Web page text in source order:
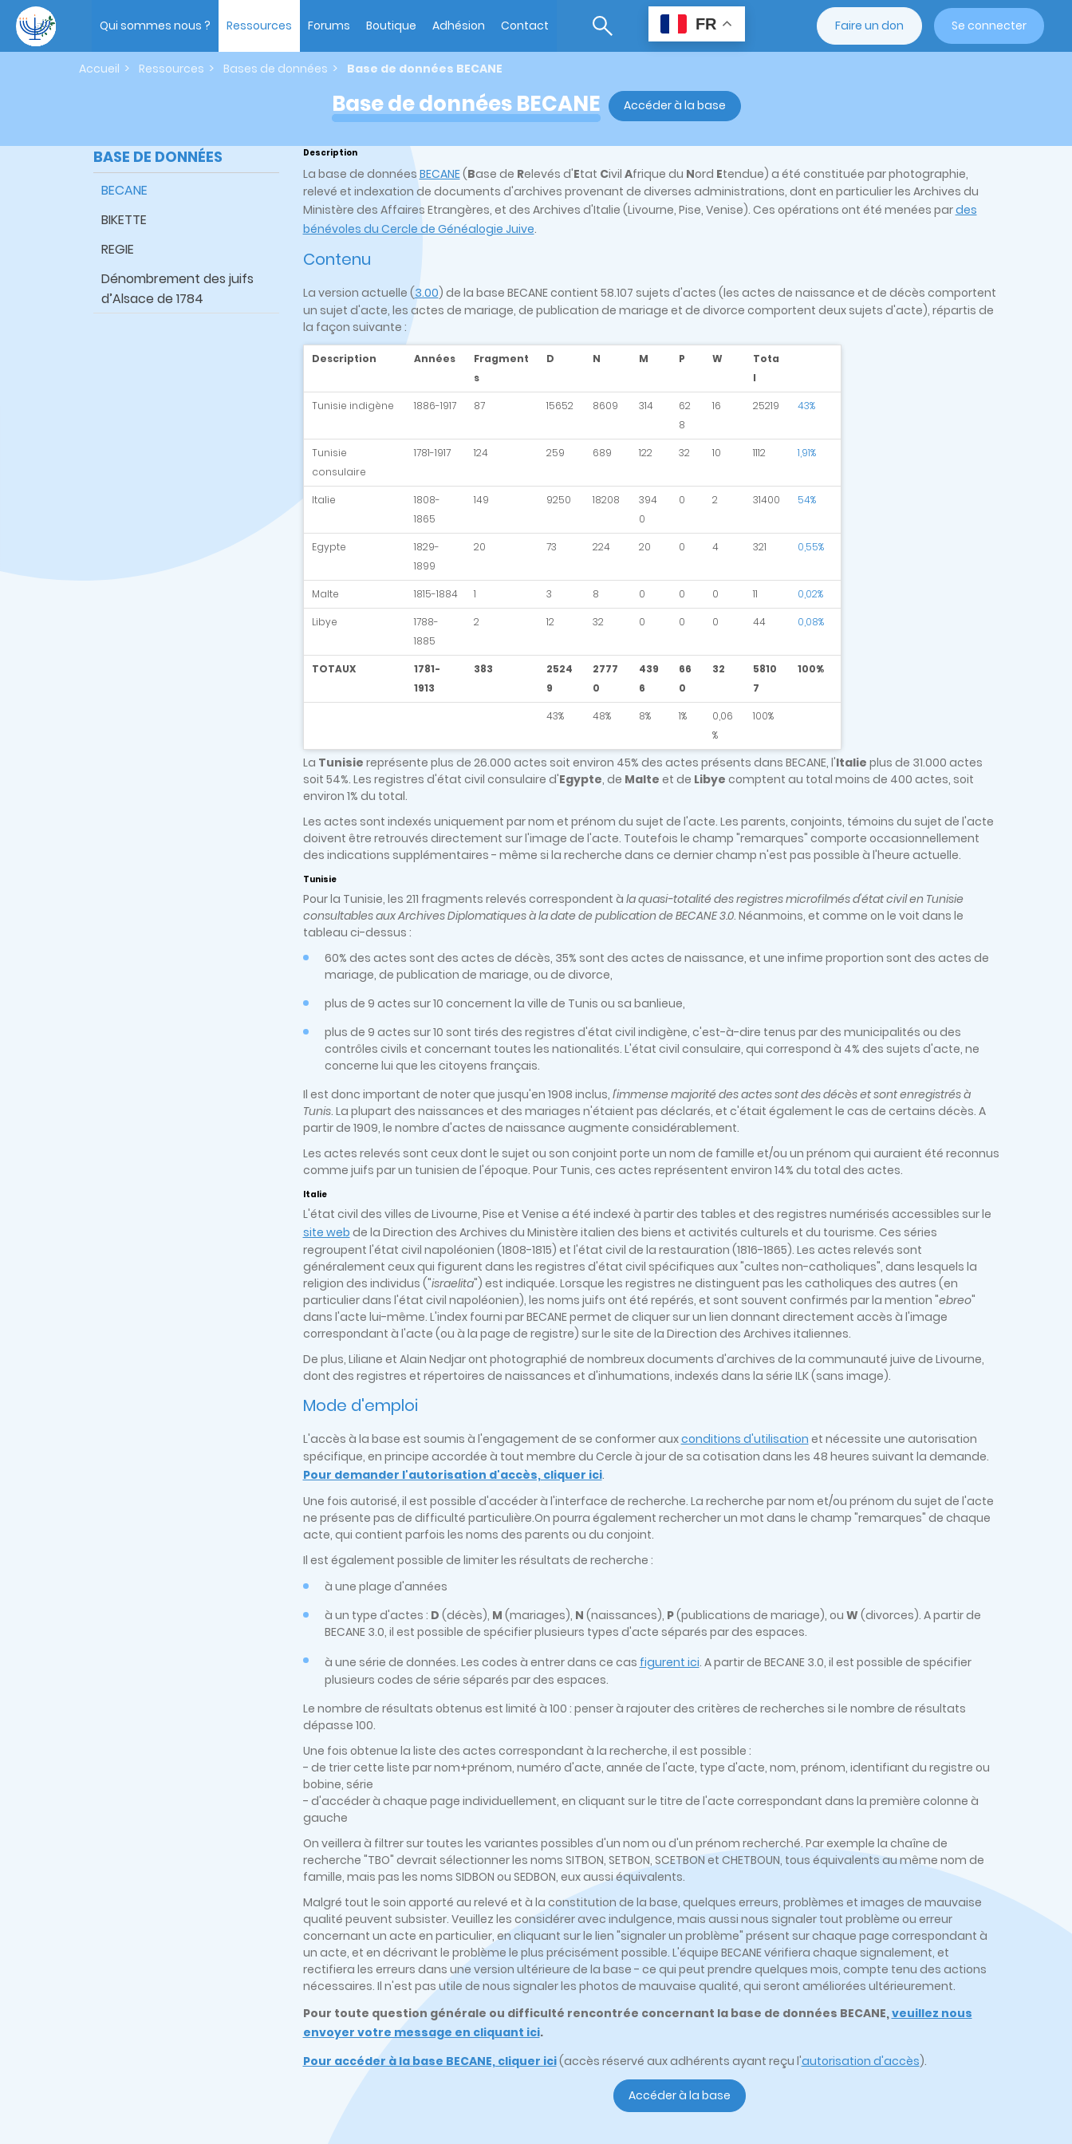
contenu
principal
navigation
Qui sommes nous ? Ressources Forums Boutique Adhésion Contact FR Faire un don Se connecter
Accueil Ressources Bases de données Base de données BECANE
Base de données BECANE Accéder à la base
BASE DE DONNÉES
BECANE
BIKETTE
REGIE
Dénombrement des juifs
d’Alsace de 1784
Description
La base de donnéesBECANE(Base de Relevés d'Etat Civil Afrique du Nord Etendue) a été constituée par photographie,
relevé et indexation de documents d'archives provenant de diverses administrations, dont en particulier les Archives du
Ministère des Affaires Etrangères, et des Archives d'Italie (Livourne, Pise, Venise). Ces opérations ont été menées pardes
bénévoles du Cercle de Généalogie Juive.
Contenu
La version actuelle (3.00) de la base BECANE contient 58.107 sujets d'actes (les actes de naissance et de décès comportent
un sujet d'acte, les actes de mariage, de publication de mariage et de divorce comportent deux sujets d'acte), répartis de
la façon suivante :
Description Années
Fragment
s
D N M P W
Tota
l
Tunisie indigène 1886-1917 87 15652 8609 314
62
8
16 25219 43%
Tunisie
consulaire
1781-1917 124 259 689 122 32 10 1112 1,91%
Italie
1808-
1865
149 9250 18208
394
0
0 2 31400 54%
Egypte
1829-
1899
20 73 224 20 0 4 321 0,55%
Malte 1815-1884 1 3 8 0 0 0 11 0,02%
Libye
1788-
1885
2 12 32 0 0 0 44 0,08%
TOTAUX
1781-
1913
383
2524
9
2777
0
439
6
66
0
32
5810
7
100%
43% 48% 8% 1%
0,06
%
100%
La Tunisie représente plus de 26.000 actes soit environ 45% des actes présents dans BECANE, l'Italie plus de 31.000 actes
soit 54%. Les registres d'état civil consulaire d'Egypte, de Malte et de Libye comptent au total moins de 400 actes, soit
environ 1% du total.
Les actes sont indexés uniquement par nom et prénom du sujet de l'acte. Les parents, conjoints, témoins du sujet de l'acte
doivent être retrouvés directement sur l'image de l'acte. Toutefois le champ "remarques" comporte occasionnellement
des indications supplémentaires - même si la recherche dans ce dernier champ n'est pas possible à l'heure actuelle.
Tunisie
Pour la Tunisie, les 211 fragments relevés correspondent à la quasi-totalité des registres microfilmés d'état civil en Tunisie
consultables aux Archives Diplomatiques à la date de publication de BECANE 3.0. Néanmoins, et comme on le voit dans le
tableau ci-dessus :
60% des actes sont des actes de décès, 35% sont des actes de naissance, et une infime proportion sont des actes de
mariage, de publication de mariage, ou de divorce,
plus de 9 actes sur 10 concernent la ville de Tunis ou sa banlieue,
plus de 9 actes sur 10 sont tirés des registres d'état civil indigène, c'est-à-dire tenus par des municipalités ou des
contrôles civils et concernant toutes les nationalités. L'état civil consulaire, qui correspond à 4% des sujets d'acte, ne
concerne lui que les citoyens français.
Il est donc important de noter que jusqu'en 1908 inclus, l'immense majorité des actes sont des décès et sont enregistrés à
Tunis. La plupart des naissances et des mariages n'étaient pas déclarés, et c'était également le cas de certains décès. A
partir de 1909, le nombre d'actes de naissance augmente considérablement.
Les actes relevés sont ceux dont le sujet ou son conjoint porte un nom de famille et/ou un prénom qui auraient été reconnus
comme juifs par un tunisien de l'époque. Pour Tunis, ces actes représentent environ 14% du total des actes.
Italie
L'état civil des villes de Livourne, Pise et Venise a été indexé à partir des tables et des registres numérisés accessibles sur le
site web de la Direction des Archives du Ministère italien des biens et activités culturels et du tourisme. Ces séries
regroupent l'état civil napoléonien (1808-1815) et l'état civil de la restauration (1816-1865). Les actes relevés sont
généralement ceux qui figurent dans les registres d'état civil spécifiques aux "cultes non-catholiques", dans lesquels la
religion des individus ("israelita") est indiquée. Lorsque les registres ne distinguent pas les catholiques des autres (en
particulier dans l'état civil napoléonien), les noms juifs ont été repérés, et sont souvent confirmés par la mention "ebreo"
dans l'acte lui-même. L'index fourni par BECANE permet de cliquer sur un lien donnant directement accès à l'image
correspondant à l'acte (ou à la page de registre) sur le site de la Direction des Archives italiennes.
De plus, Liliane et Alain Nedjar ont photographié de nombreux documents d'archives de la communauté juive de Livourne,
dont des registres et répertoires de naissances et d'inhumations, indexés dans la série ILK (sans image).
Mode d'emploi
L'accès à la base est soumis à l'engagement de se conformer auxconditions d'utilisation et nécessite une autorisation
spécifique, en principe accordée à tout membre du Cercle à jour de sa cotisation dans les 48 heures suivant la demande.
Pour demander l'autorisation d'accès, cliquer ici.
Une fois autorisé, il est possible d'accéder à l'interface de recherche. La recherche par nom et/ou prénom du sujet de l'acte
ne présente pas de difficulté particulière.On pourra également rechercher un mot dans le champ "remarques" de chaque
acte, qui contient parfois les noms des parents ou du conjoint.
Il est également possible de limiter les résultats de recherche :
à une plage d'années
à un type d'actes : D (décès), M (mariages), N (naissances), P(publications de mariage), ou W (divorces). A partir de
BECANE 3.0, il est possible de spécifier plusieurs types d'acte séparés par des espaces.
à une série de données. Les codes à entrer dans ce cas figurent ici. A partir de BECANE 3.0, il est possible de spécifier
plusieurs codes de série séparés par des espaces.
Le nombre de résultats obtenus est limité à 100 : penser à rajouter des critères de recherches si le nombre de résultats
dépasse 100.
Une fois obtenue la liste des actes correspondant à la recherche, il est possible :
- de trier cette liste par nom+prénom, numéro d'acte, année de l'acte, type d'acte, nom, prénom, identifiant du registre ou
bobine, série
- d'accéder à chaque page individuellement, en cliquant sur le titre de l'acte correspondant dans la première colonne à
gauche
On veillera à filtrer sur toutes les variantes possibles d'un nom ou d'un prénom recherché. Par exemple la chaîne de
recherche "TBO" devrait sélectionner les noms SITBON, SETBON, SCETBON et CHETBOUN, tous équivalents au même nom de
famille, mais pas les noms SIDBON ou SEDBON, eux aussi équivalents.
Malgré tout le soin apporté au relevé et à la constitution de la base, quelques erreurs, problèmes et images de mauvaise
qualité peuvent subsister. Veuillez les considérer avec indulgence, mais aussi nous signaler tout problème ou erreur
concernant un acte en particulier, en cliquant sur le lien "signaler un problème" présent sur chaque page correspondant à
un acte, et en décrivant le problème le plus précisément possible. L'équipe BECANE vérifiera chaque signalement, et
rectifiera les erreurs dans une version ultérieure de la base - ce qui peut prendre quelques mois, compte tenu des actions
nécessaires. Il n'est pas utile de nous signaler les photos de mauvaise qualité, qui seront améliorées ultérieurement.
Pour toute question générale ou difficulté rencontrée concernant la base de données BECANE,veuillez nous
envoyer votre message en cliquant ici.
Pour accéder à la base BECANE, cliquer ici(accès réservé aux adhérents ayant reçu l'autorisation d'accès).
Accéder à la base